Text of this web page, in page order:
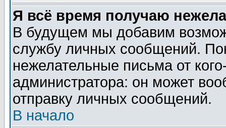
Я всё время получаю
В будущем мы добавим
службу личных сообщений.
нежелательные письма от
администратора: он может
отправку личных сообщений.
В начало